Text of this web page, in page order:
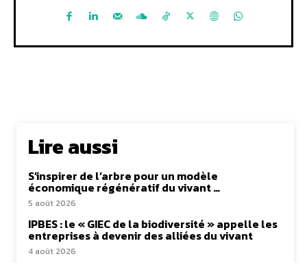
Lire aussi
S’inspirer de l’arbre pour un modèle
économique régénératif du vivant …
5 août 2026
IPBES : le « GIEC de la biodiversité » appelle les
entreprises à devenir des alliées du vivant
4 août 2026